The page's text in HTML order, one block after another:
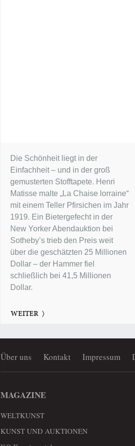
Die Schönheit liegt in der
Einfachheit – und in der groß
gemusterten Stofftapete. Henri
Matisse malte „La Chaise lorraine“
mit einem Teller Pfirsichen im Jahr
1919. Ein Bietergefecht in der
New Yorker Abendauktion bei
Sotheby’s trieb den Preis weit
über die geschätzten 25 Millionen
Dollar – der Hammer fiel
schließlich bei 41,5 Millionen
Dollar.
WEITER
Über uns Kontakt Impressum
MAGAZINE
WELTKUNST
KUNST UND AUKTIONEN